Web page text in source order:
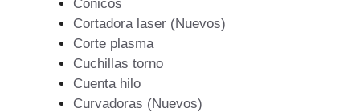
Conicos
Cortadora laser (Nuevos)
Corte plasma
Cuchillas torno
Cuenta hilo
Curvadoras (Nuevos)